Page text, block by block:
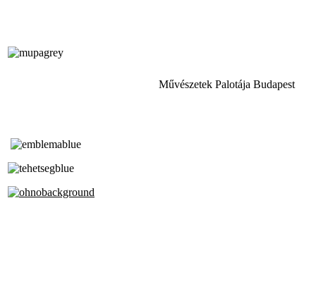
Művészetek Palotája Budapest